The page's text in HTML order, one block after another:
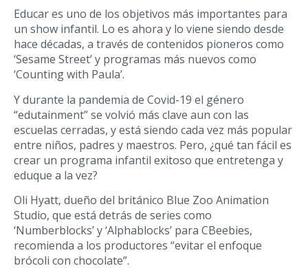
Educar es uno de los objetivos más importantes para
un show infantil. Lo es ahora y lo viene siendo desde
hace décadas, a través de contenidos pioneros como
‘Sesame Street’ y programas más nuevos como
‘Counting with Paula’.
Y durante la pandemia de Covid-19 el género
“edutainment” se volvió más clave aun con las
escuelas cerradas, y está siendo cada vez más popular
entre niños, padres y maestros. Pero, ¿qué tan fácil es
crear un programa infantil exitoso que entretenga y
eduque a la vez?
Oli Hyatt, dueño del británico Blue Zoo Animation
Studio, que está detrás de series como
‘Numberblocks’ y ‘Alphablocks’ para CBeebies,
recomienda a los productores “evitar el enfoque
brócoli con chocolate”.